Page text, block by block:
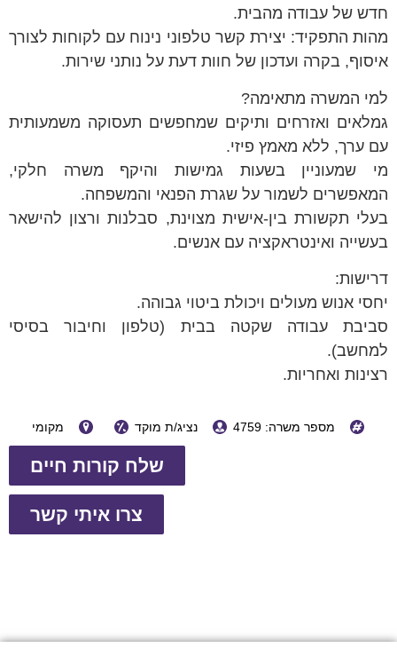
חדש של עבודה מהבית.
מהות התפקיד: יצירת קשר טלפוני נינוח עם לקוחות לצורך
איסוף, בקרה ועדכון של חוות דעת על נותני שירות.
למי המשרה מתאימה?
גמלאים ואזרחים ותיקים שמחפשים תעסוקה משמעותית
עם ערך, ללא מאמץ פיזי.
מי שמעוניין בשעות גמישות והיקף משרה חלקי,
המאפשרים לשמור על שגרת הפנאי והמשפחה.
בעלי תקשורת בין-אישית מצוינת, סבלנות ורצון להישאר
בעשייה ואינטראקציה עם אנשים.
דרישות:
יחסי אנוש מעולים ויכולת ביטוי גבוהה.
סביבת עבודה שקטה בבית (טלפון וחיבור בסיסי
למחשב).
רצינות ואחריות.
מספר משרה: 4759 נציג/ת מוקד מקומי
שלח קורות חיים
צרו איתי קשר